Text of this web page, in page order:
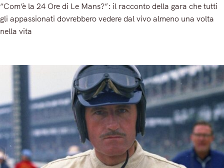
“Com’è la 24 Ore di Le Mans?”: il racconto della gara che tutti
gli appassionati dovrebbero vedere dal vivo almeno una volta
nella vita